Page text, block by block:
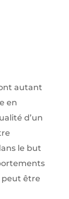
autant
en
d’un
le but
peut être